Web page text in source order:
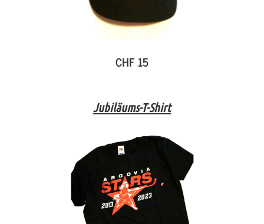
CHF 15
Jubiläums-T-Shirt